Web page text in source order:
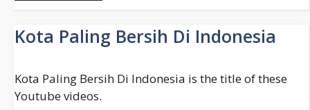
Di
Amerika
Kota Paling Bersih Di Indonesia
Kota Paling Bersih Di Indonesia is the title of these
Youtube videos.